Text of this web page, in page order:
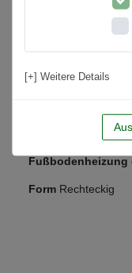
Dunkelgrau
Schlafzimmer
Fußbodenheizung
Form Rechteckig
[+] Weitere Details